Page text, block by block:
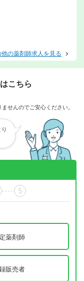
他の薬剤師求人を見る
こちら
せんのでご安心ください。
5
薬剤師
販売者